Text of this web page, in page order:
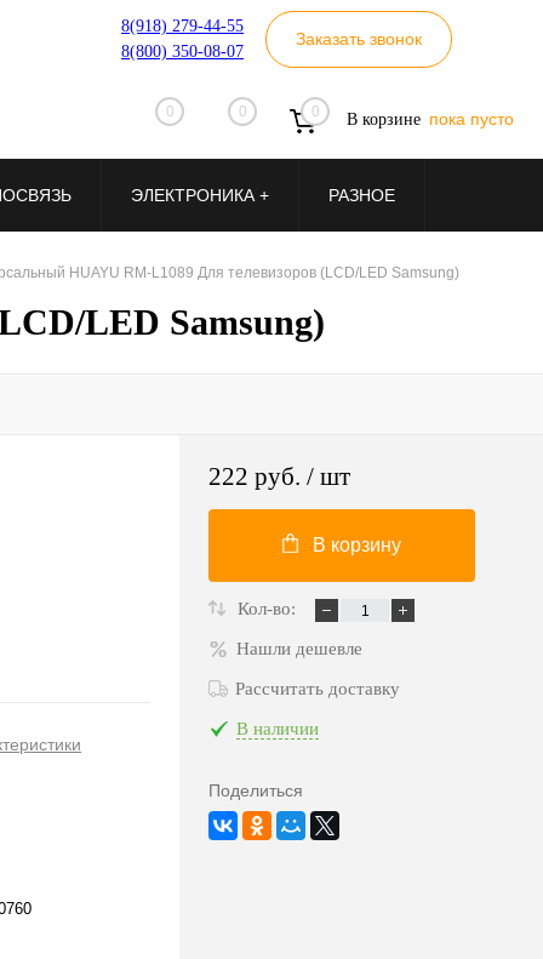
8(918) 279-44-55
8(800) 350-08-07
Заказать звонок
0 0 0 В корзине пока пусто
ЭЛЕКТРОНИКА + РАЗНОЕ
HUAYU RM-L1089 Для телевизоров (LCD/LED Samsung)
LED Samsung)
222 руб. / шт
В корзину
Кол-во:
Нашли дешевле
Рассчитать доставку
В наличии
Поделиться